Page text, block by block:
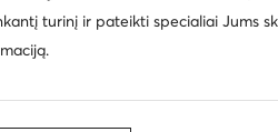
turinį ir pateikti specialiai Jums